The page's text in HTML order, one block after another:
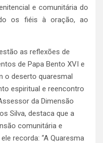
e comunitária do
os fiéis à oração, ao
as reflexões de
de Papa Bento XVI e
o deserto quaresmal
espiritual e reencontro
da Dimensão
Silva, destaca que a
comunitária e
recorda: “A Quaresma